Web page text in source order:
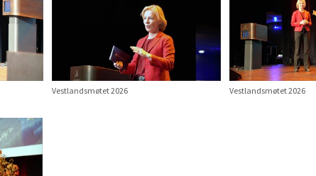
Vestlandsmøtet 2026 Vestlandsmøtet 2026